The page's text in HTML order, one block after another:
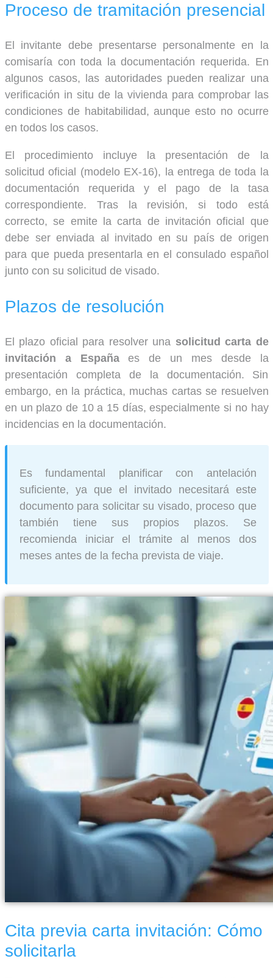
Proceso de tramitación presencial
El invitante debe presentarse personalmente en la
comisaría con toda la documentación requerida. En
algunos casos, las autoridades pueden realizar una
verificación in situ de la vivienda para comprobar las
condiciones de habitabilidad, aunque esto no ocurre
en todos los casos.
El procedimiento incluye la presentación de la
solicitud oficial (modelo EX-16), la entrega de toda la
documentación requerida y el pago de la tasa
correspondiente. Tras la revisión, si todo está
correcto, se emite la carta de invitación oficial que
debe ser enviada al invitado en su país de origen
para que pueda presentarla en el consulado español
junto con su solicitud de visado.
Plazos de resolución
El plazo oficial para resolver una solicitud carta de
invitación a Españaes de un mes desde la
presentación completa de la documentación. Sin
embargo, en la práctica, muchas cartas se resuelven
en un plazo de 10 a 15 días, especialmente si no hay
incidencias en la documentación.
Es fundamental planificar con antelación
suficiente, ya que el invitado necesitará este
documento para solicitar su visado, proceso que
también tiene sus propios plazos. Se
recomienda iniciar el trámite al menos dos
meses antes de la fecha prevista de viaje.
Cita previa carta invitación: Cómo
solicitarla